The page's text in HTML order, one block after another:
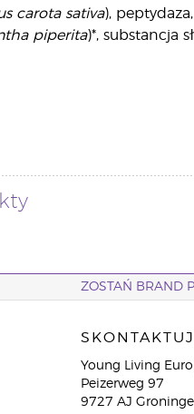
carota sativa),
piperita)*, substancja
ZOSTAŃ BRAND
Young Living
Peizerweg 97
9727 AJ